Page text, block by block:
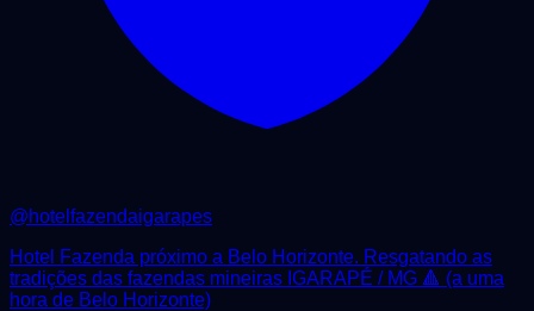
@hotelfazendaigarapes
Hotel Fazenda próximo a Belo Horizonte. Resgatando as
tradições das fazendas mineiras IGARAPÉ / MG 🔺 (a uma
hora de Belo Horizonte)